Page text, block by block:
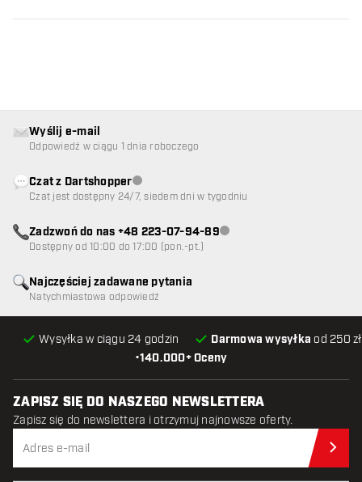
•140.000+ Oceny
Wysyłka w ciągu 24 godzin Darmowa wysyłka od 250
Najczęściej zadawane pytania
Natychmiastowa odpowiedź
Wyślij e-mail
Odpowiedź w ciągu 1 dnia roboczego
Czat z DartshopperObsługa klienta niedostępna
Czat jest dostępny 24/7, siedem dni w tygodniu
Zadzwoń do nas +48 223-07-94-89Obsługa klienta niedostępna
Dostępny od 10:00 do 17:00 (pon.-pt.)
ZAPISZ SIĘ DO NASZEGO NEWSLETTERA
Zapisz się do newslettera i otrzymuj najnowsze oferty.